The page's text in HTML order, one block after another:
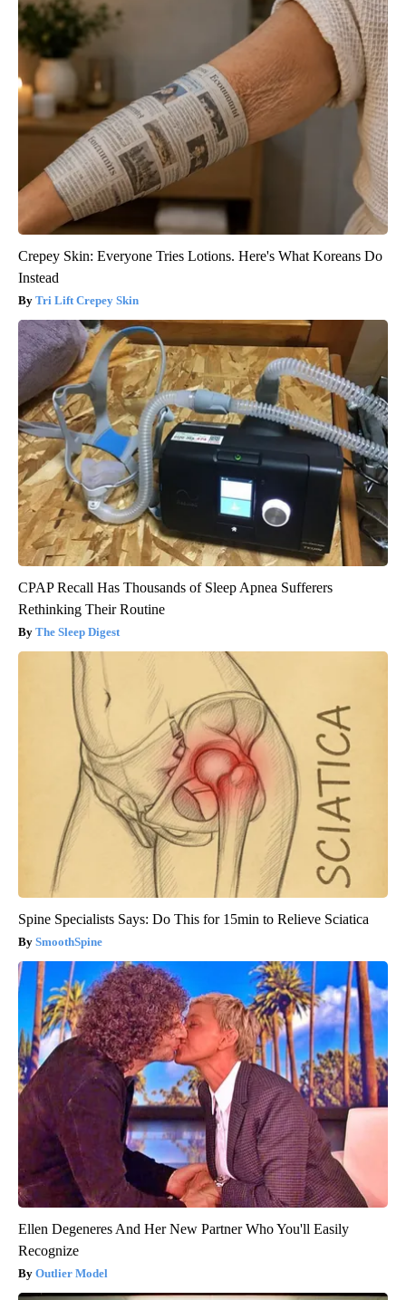
Crepey Skin: Everyone Tries Lotions. Here's What Koreans Do
Instead
Tri Lift Crepey Skin
CPAP Recall Has Thousands of Sleep Apnea Sufferers
Rethinking Their Routine
The Sleep Digest
Spine Specialists Says: Do This for 15min to Relieve Sciatica
SmoothSpine
Ellen Degeneres And Her New Partner Who You'll Easily
Recognize
Outlier Model